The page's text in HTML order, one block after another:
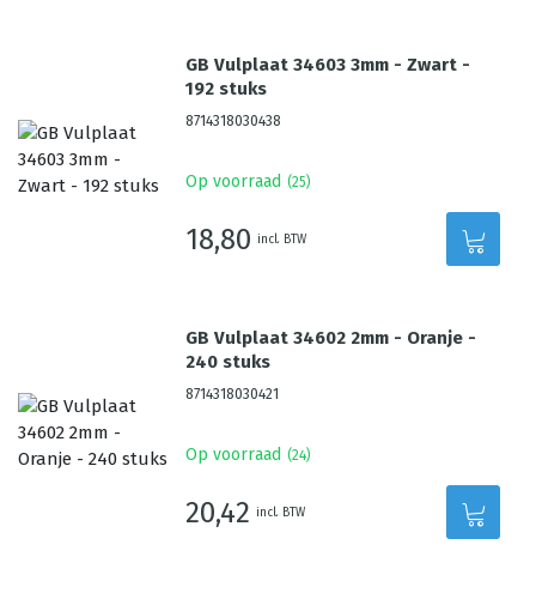
GB Vulplaat 34603 3mm - Zwart -
192 stuks
8714318030438
Op voorraad (25)
18,80 incl. BTW
GB Vulplaat 34602 2mm - Oranje -
240 stuks
8714318030421
Op voorraad (24)
20,42 incl. BTW